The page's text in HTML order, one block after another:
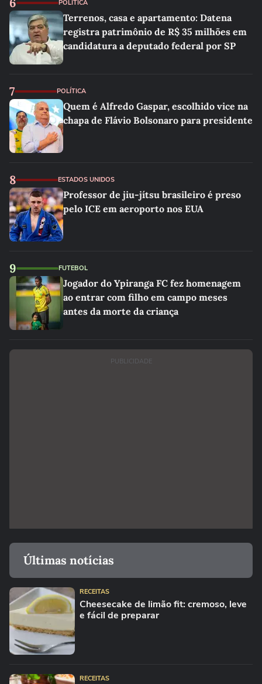
POLÍTICA
Terrenos, casa e apartamento: Datena
registra patrimônio de R$ 35 milhões em
candidatura a deputado federal por SP
7 POLÍTICA
Quem é Alfredo Gaspar, escolhido vice na
chapa de Flávio Bolsonaro para presidente
8 ESTADOS UNIDOS
Professor de jiu-jítsu brasileiro é preso
pelo ICE em aeroporto nos EUA
9 FUTEBOL
Jogador do Ypiranga FC fez homenagem
ao entrar com filho em campo meses
antes da morte da criança
PUBLICIDADE
Últimas notícias
RECEITAS
Cheesecake de limão fit: cremoso, leve
e fácil de preparar
RECEITAS